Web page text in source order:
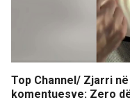
Top Channel/ Zjarri
komentuesve: Zero